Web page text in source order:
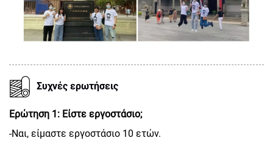
Συχνές ερωτήσεις
Ερώτηση 1: Είστε εργοστάσιο;
-Ναι, είμαστε εργοστάσιο 10 ετών.